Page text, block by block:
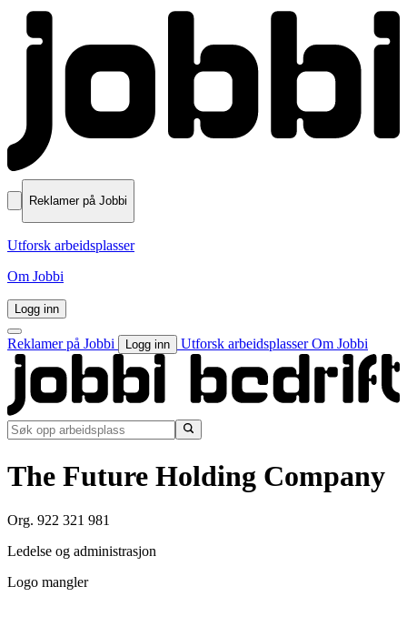
Reklamer på Jobbi
Utforsk arbeidsplasser
Om Jobbi
Logg inn
Reklamer på Jobbi Logg inn Utforsk arbeidsplasserOm Jobbi
The Future Holding Company
Org. 922 321 981
Ledelse og administrasjon
Logo mangler